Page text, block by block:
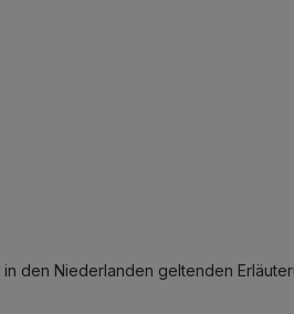
den Niederlanden geltenden